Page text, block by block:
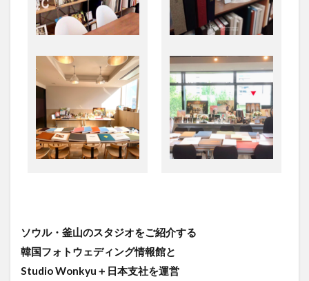
ソウル・釜山のスタジオをご紹介する
韓国フォトウェディング情報館と
Studio Wonkyu＋日本支社を運営